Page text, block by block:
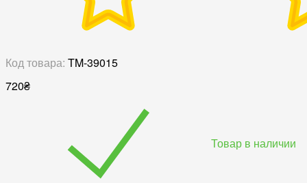
Код товара: TM-39015
720₴
Товар в наличии